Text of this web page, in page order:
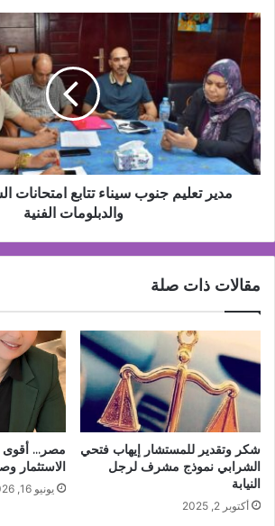
مدير
جنوب
سيناء
تتابع
امتحانات
الشهادة
الإعدادية
والدبلومات
مدير تعليم جنوب سيناء تتابع امتحانات
والدبلومات الفنية
مقالات ذات صلة
شكر وتقدير للمستشار إيهاب فتحي
الشرابي نموذج مشرف لرجل
النيابة
أكتوبر 2, 2025
مصر… أقوى
الاستثمار
يونيو 16, 2026